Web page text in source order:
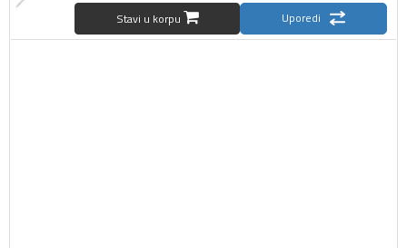
Stavi u korpu Uporedi